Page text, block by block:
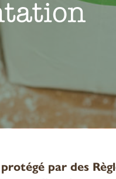
protégé par des